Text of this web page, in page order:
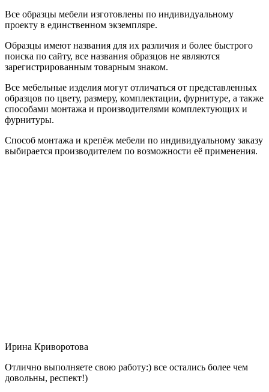
Все образцы мебели изготовлены по индивидуальному
проекту в единственном экземпляре.
Образцы имеют названия для их различия и более быстрого
поиска по сайту, все названия образцов не являются
зарегистрированным товарным знаком.
Все мебельные изделия могут отличаться от представленных
образцов по цвету, размеру, комплектации, фурнитуре, а также
способами монтажа и производителями комплектующих и
фурнитуры.
Способ монтажа и крепёж мебели по индивидуальному заказу
выбирается производителем по возможности её применения.
Ирина Криворотова
Отлично выполняете свою работу:) все остались более чем
довольны, респект!)